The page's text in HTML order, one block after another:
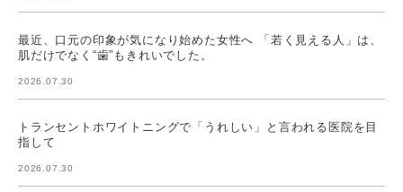
最近、口元の印象が気になり始めた女性へ 「若く見える人」は、
肌だけでなく“歯”もきれいでした。
2026.07.30
トランセントホワイトニングで「うれしい」と言われる医院を目
指して
2026.07.30